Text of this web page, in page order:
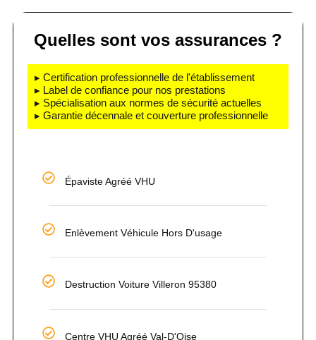
Quelles sont vos assurances ?
▸ Certification professionnelle de l'établissement
▸ Label de confiance pour nos prestations
▸ Spécialisation aux normes de sécurité actuelles
▸ Garantie décennale et couverture professionnelle
Épaviste Agréé VHU
Enlèvement Véhicule Hors D'usage
Destruction Voiture Villeron 95380
Centre VHU Agréé Val-D'Oise